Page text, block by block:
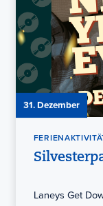
31. Dezember
Laneys Get